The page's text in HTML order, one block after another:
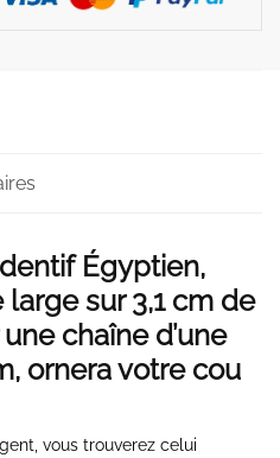
Égyptien,
sur 3,1 cm de
chaîne d’une
ornera votre cou
vous trouverez celui